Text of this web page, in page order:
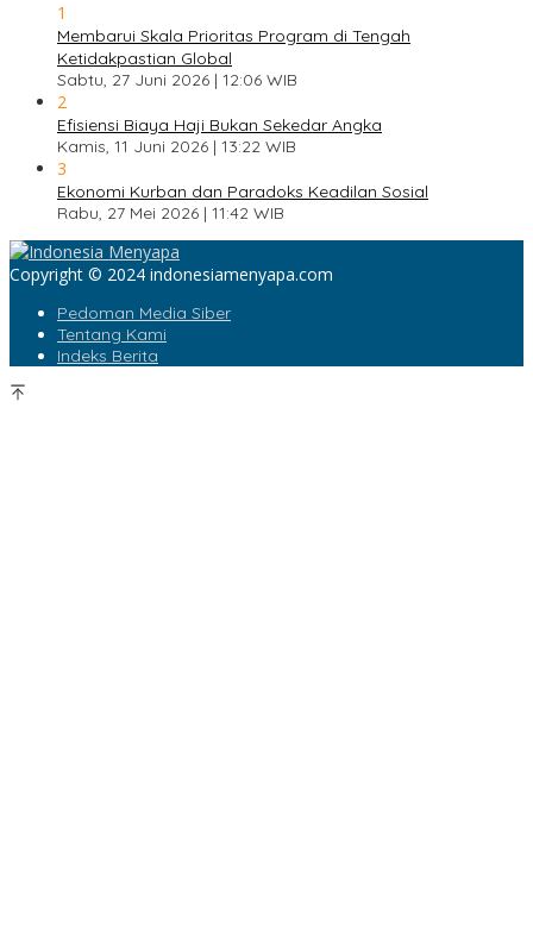
1
Membarui Skala Prioritas Program di Tengah
Ketidakpastian Global
Sabtu, 27 Juni 2026 | 12:06 WIB
2
Efisiensi Biaya Haji Bukan Sekedar Angka
Kamis, 11 Juni 2026 | 13:22 WIB
3
Ekonomi Kurban dan Paradoks Keadilan Sosial
Rabu, 27 Mei 2026 | 11:42 WIB
Copyright © 2024 indonesiamenyapa.com
Pedoman Media Siber
Tentang Kami
Indeks Berita